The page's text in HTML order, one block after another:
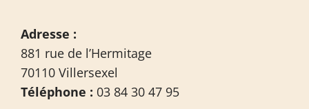
Adresse :
881 rue de l’Hermitage
70110 Villersexel
Téléphone : 03 84 30 47 95